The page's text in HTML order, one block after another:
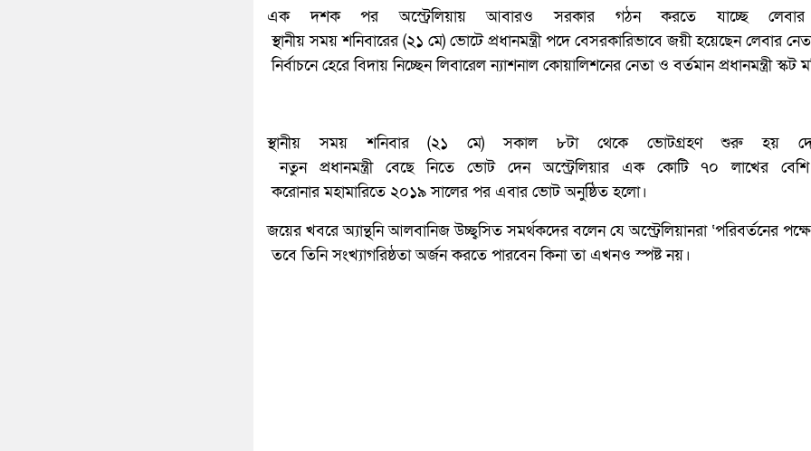
এক দশক পর অস্ট্রেলিয়ায় আবারও সরকার গঠন করতে যাচ্ছে লেবার
স্থানীয় সময় শনিবারের (২১ মে) ভোটে প্রধানমন্ত্রী পদে বেসরকারিভাবে জয়ী হয়েছেন লেবার
নির্বাচনে হেরে বিদায় নিচ্ছেন লিবারেল ন্যাশনাল কোয়ালিশনের নেতা ও বর্তমান প্রধানমন্ত্রী স্কট
স্থানীয় সময় শনিবার (২১ মে) সকাল ৮টা থেকে ভোটগ্রহণ শুরু হয়
নতুন প্রধানমন্ত্রী বেছে নিতে ভোট দেন অস্ট্রেলিয়ার এক কোটি ৭০ লাখের
করোনার মহামারিতে ২০১৯ সালের পর এবার ভোট অনুষ্ঠিত হলো।
জয়ের খবরে অ্যান্থনি আলবানিজ উচ্ছ্বসিত সমর্থকদের বলেন যে অস্ট্রেলিয়ানরা ‘পরিবর্তনের পক্ষে
তবে তিনি সংখ্যাগরিষ্ঠতা অর্জন করতে পারবেন কিনা তা এখনও স্পষ্ট নয়।